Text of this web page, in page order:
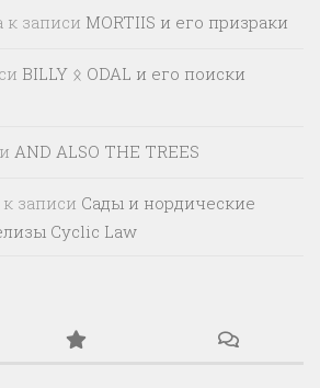
к записи MORTIIS и его призраки
BILLY ᛟ ODAL и его поиски
AND ALSO THE TREES
к записи Сады и нордические
Cyclic Law